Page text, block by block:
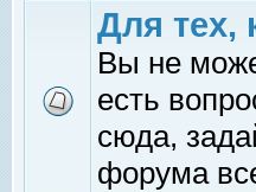
Для тех,
Вы не
есть
сюда,
форума